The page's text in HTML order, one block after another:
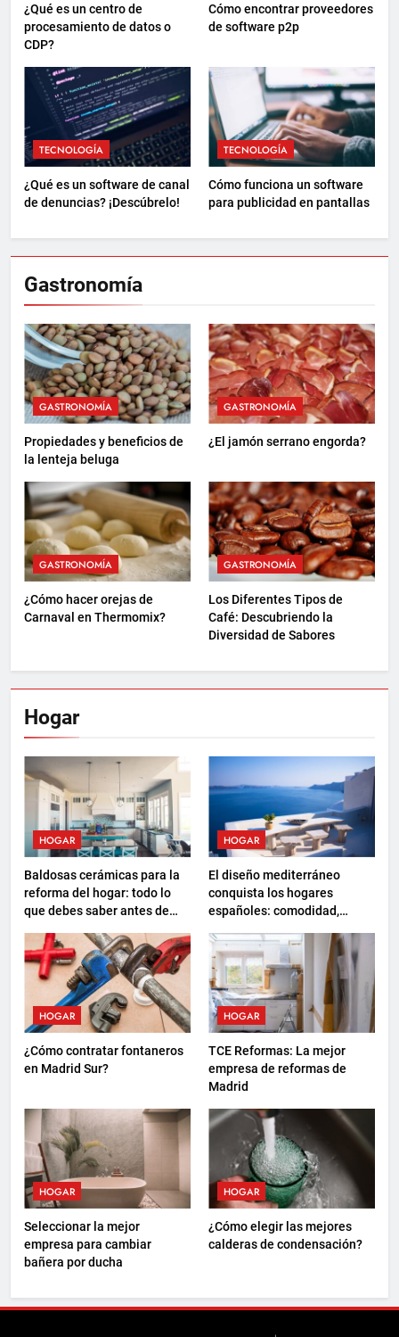
¿Qué es un centro de
procesamiento de datos o
CDP?
Cómo encontrar proveedores
de software p2p
TECNOLOGÍA
¿Qué es un software de canal
de denuncias? ¡Descúbrelo!
TECNOLOGÍA
Cómo funciona un software
para publicidad en pantallas
Gastronomía
GASTRONOMÍA
Propiedades y beneficios de
la lenteja beluga
GASTRONOMÍA
¿El jamón serrano engorda?
GASTRONOMÍA
¿Cómo hacer orejas de
Carnaval en Thermomix?
GASTRONOMÍA
Los Diferentes Tipos de
Café: Descubriendo la
Diversidad de Sabores
Hogar
HOGAR
Baldosas cerámicas para la
reforma del hogar: todo lo
que debes saber antes de
HOGAR
El diseño mediterráneo
conquista los hogares
españoles: comodidad,
formas de descanso
HOGAR
¿Cómo contratar fontaneros
en Madrid Sur?
HOGAR
TCE Reformas: La mejor
empresa de reformas de
Madrid
HOGAR
Seleccionar la mejor
empresa para cambiar
bañera por ducha
HOGAR
¿Cómo elegir las mejores
calderas de condensación?